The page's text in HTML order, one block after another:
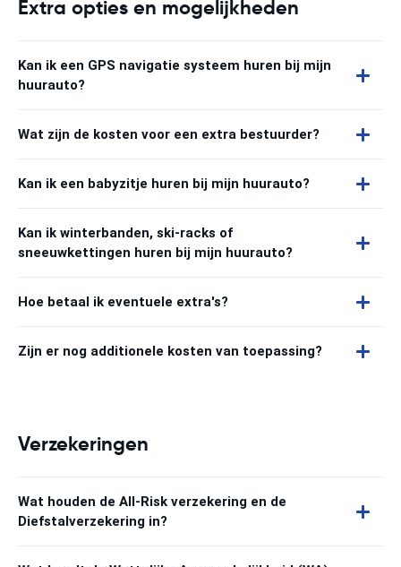
Extra opties en mogelijkheden
Kan ik een GPS navigatie systeem huren bij mijn
huurauto?
Wat zijn de kosten voor een extra bestuurder?
Kan ik een babyzitje huren bij mijn huurauto?
Kan ik winterbanden, ski-racks of
sneeuwkettingen huren bij mijn huurauto?
Hoe betaal ik eventuele extra's?
Zijn er nog additionele kosten van toepassing?
Verzekeringen
Wat houden de All-Risk verzekering en de
Diefstalverzekering in?